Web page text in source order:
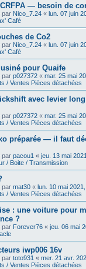
— besoin de
par Nico_7.24 « lun. 07 juin
Café
de Co2
par Nico_7.24 « lun. 07 juin
Café
pour Quaife
par p027372 « mar. 25 mai
/ Ventes Pièces détachées
avec levier
par p027372 « mar. 25 mai
/ Ventes Pièces détachées
préparée — il faut
par pacou1 « jeu. 13 mai
/ Boite / Transmission
par mat30 « lun. 10 mai
/ Ventes Pièces détachées
: une voiture pour
?
par Forever76 « jeu. 06 mai
iwp006 16v
par toto931 « mer. 21 avr.
/ Ventes Pièces détachées